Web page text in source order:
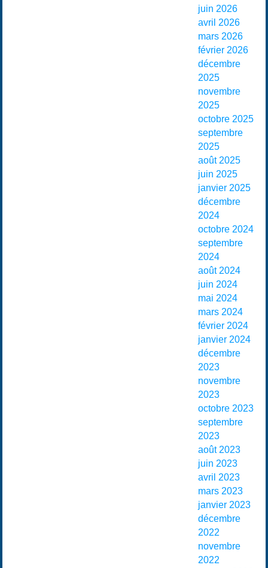
juin 2026
avril 2026
mars 2026
février 2026
décembre
2025
novembre
2025
octobre 2025
septembre
2025
août 2025
juin 2025
janvier 2025
décembre
2024
octobre 2024
septembre
2024
août 2024
juin 2024
mai 2024
mars 2024
février 2024
janvier 2024
décembre
2023
novembre
2023
octobre 2023
septembre
2023
août 2023
juin 2023
avril 2023
mars 2023
janvier 2023
décembre
2022
novembre
2022